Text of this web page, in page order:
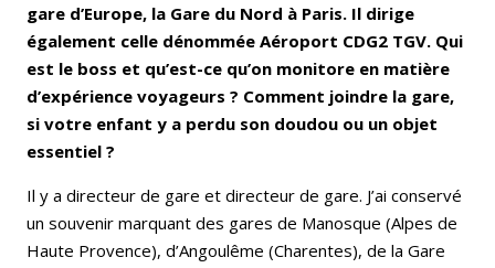
gare d’Europe, la Gare du Nord à Paris. Il dirige
également celle dénommée Aéroport CDG2 TGV. Qui
est le boss et qu’est-ce qu’on monitore en matière
d’expérience voyageurs ? Comment joindre la gare,
si votre enfant y a perdu son doudou ou un objet
essentiel ?
Il y a directeur de gare et directeur de gare. J’ai conservé
un souvenir marquant des gares de Manosque (Alpes de
Haute Provence), d’Angoulême (Charentes), de la Gare